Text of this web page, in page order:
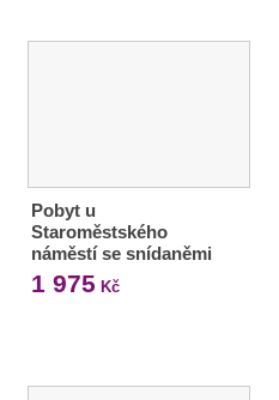
Pobyt u
Staroměstského
náměstí se snídaněmi
1 975 Kč